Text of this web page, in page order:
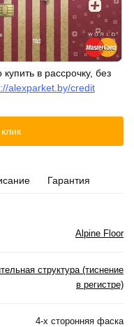
в рассрочку, без
alexparket.by/credit
Гарантия
Alpine Floor
структура (тиснение
в регистре)
4-х сторонняя фаска